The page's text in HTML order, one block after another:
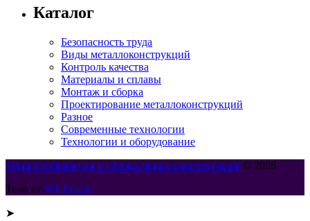
Каталог
Безопасность труда
Виды металлоконструкций
Контроль качества
Материалы и сплавы
Монтаж и сборка
Проектирование металлоконструкций
Разное
Современные технологии
Технологии и оборудование
Металлообработка и сборка металлоконструкций © 2026
Тема от WP Puzzle
➤